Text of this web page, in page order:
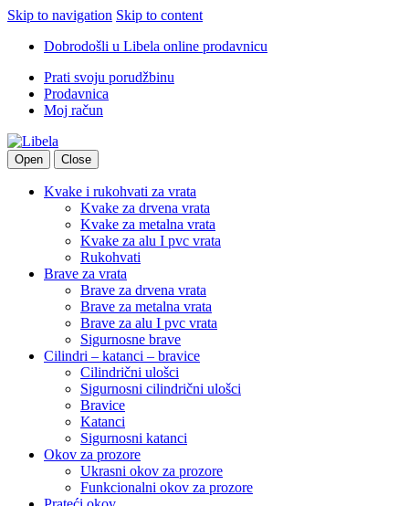
Skip to navigation Skip to content
Dobrodošli u Libela online prodavnicu
Prati svoju porudžbinu
Prodavnica
Moj račun
Open Close
Kvake i rukohvati za vrata
Kvake za drvena vrata
Kvake za metalna vrata
Kvake za alu I pvc vrata
Rukohvati
Brave za vrata
Brave za drvena vrata
Brave za metalna vrata
Brave za alu I pvc vrata
Sigurnosne brave
Cilindri – katanci – bravice
Cilindrični ulošci
Sigurnosni cilindrični ulošci
Bravice
Katanci
Sigurnosni katanci
Okov za prozore
Ukrasni okov za prozore
Funkcionalni okov za prozore